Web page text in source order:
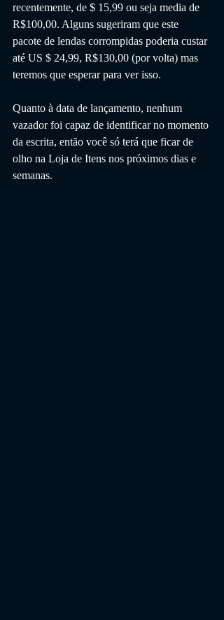
recentemente, de $ 15,99 ou seja media de
R$100,00. Alguns sugeriram que este
pacote de lendas corrompidas poderia custar
até US $ 24,99, R$130,00 (por volta) mas
teremos que esperar para ver isso.
Quanto à data de lançamento, nenhum
vazador foi capaz de identificar no momento
da escrita, então você só terá que ficar de
olho na Loja de Itens nos próximos dias e
semanas.